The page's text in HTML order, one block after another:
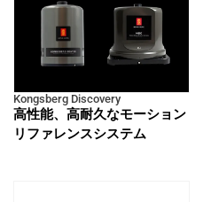
Kongsberg Discovery
高性能、高耐久なモーション
リファレンスシステム